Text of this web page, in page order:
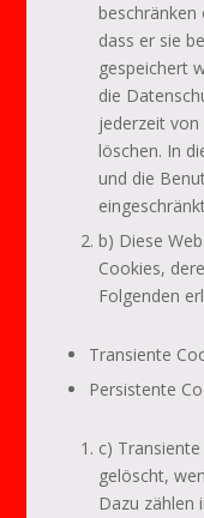
dass er sie
gespeichert
die
jederzeit von
löschen. In
und die
b) Diese
Cookies,
Folgenden
Transiente
Persistente
c)
gelöscht,
Dazu zählen